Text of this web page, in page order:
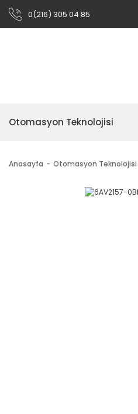
0(216) 305 04 85
Otomasyon Teknolojisi
Anasayfa Otomasyon Teknolojisi